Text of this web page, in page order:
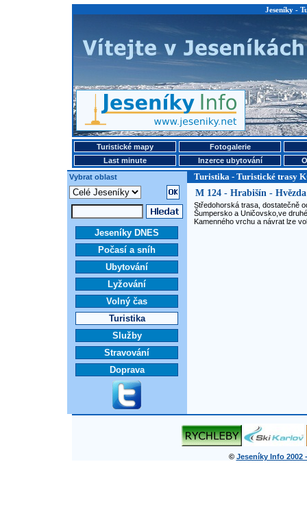
Jeseníky -
Turistické mapy
Fotogalerie
Last minute
Inzerce ubytování
Vybrat oblast
Turistika - Turistické trasy
Jeseníky DNES
Počasí a sníh
Ubytování
Lyžování
Volný čas
Turistika
Služby
Stravování
Doprava
M 124 - Hrabišín - Hvězda
Středohorská trasa, dostatečně
Šumpersko a Uničovsko,ve
Kamenného vrchu a návrat lze
© Jeseníky Info 2002